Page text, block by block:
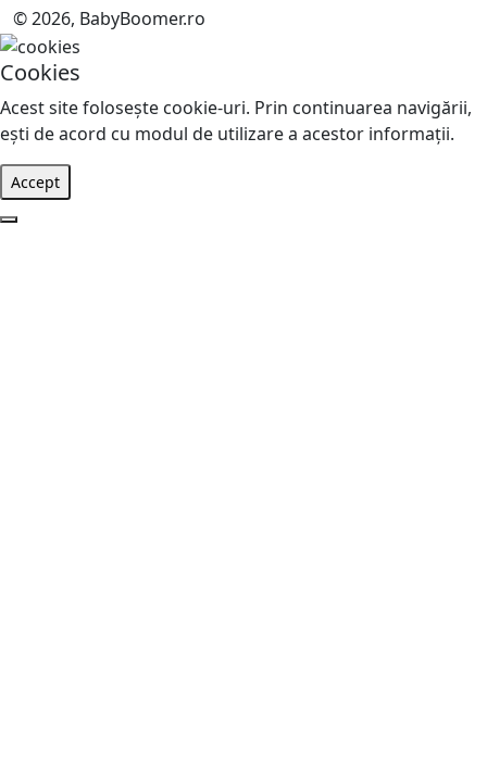
© 2026, BabyBoomer.ro
Cookies
Acest site foloseşte cookie-uri. Prin continuarea navigării,
eşti de acord cu modul de utilizare a acestor informaţii.
Accept